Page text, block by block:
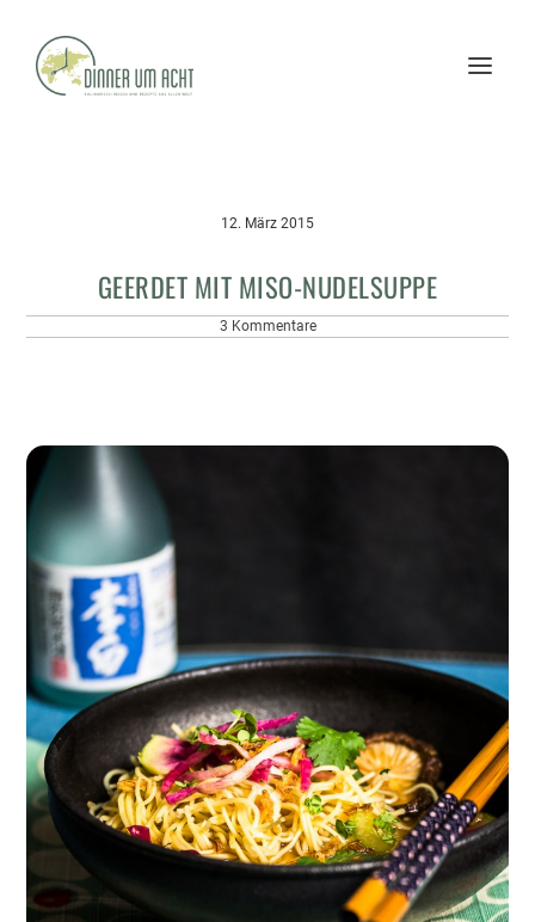
12. März 2015
GEERDET MIT MISO-NUDELSUPPE
3 Kommentare